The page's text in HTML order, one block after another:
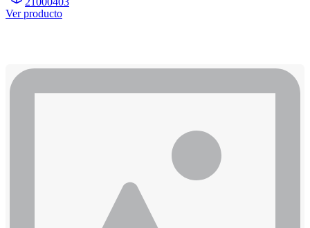
Ver producto